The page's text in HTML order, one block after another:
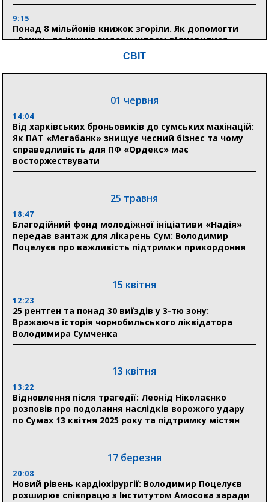
9:15
Понад 8 мільйонів книжок згоріли. Як допомогти
«Ранку» та іншим видавництвам відновитися
04 серпня
Пенсійний фонд Сумщини спрямував 0,2 млрд грн
на пенсії, страхові виплати та підтримку
прифронтових громад
прифронтової Сумщини: перша група оздоровилася
в Австрії
18:30
Ніколаєнко: у Сумах погодили 115 компенсацій на
відновлення житла майже на 6,6 млн грн
21:01
До 19 400 гривень на паливо: Пенсійний фонд
Сумщини пояснив, як отримати допомогу на зиму
«Укрексімбанк» припиняє виплату пенсій: у
людям
11:00
Артем Кобзар вручив родинам 20 полеглих Героїв
19:38
СВІТ
01 червня
14:04
Від харківських броньовиків до сумських махінацій:
Як ПАТ «Мегабанк» знищує чесний бізнес та чому
справедливість для ПФ «Ордекс» має
восторжествувати
25 травня
18:47
Благодійний фонд молодіжної ініціативи «Надія»
передав вантаж для лікарень Сум: Володимир
Поцелуєв про важливість підтримки прикордоння
15 квітня
12:23
25 рентген та понад 30 виїздів у 3-тю зону:
Вражаюча історія чорнобильського ліквідатора
Володимира Сумченка
13 квітня
13:22
Відновлення після трагедії: Леонід Ніколаєнко
розповів про подолання наслідків ворожого удару
по Сумах 13 квітня 2025 року та підтримку містян
17 березня
20:08
Новий рівень кардіохірургії: Володимир Поцелуєв
розширює співпрацю з Інститутом Амосова заради